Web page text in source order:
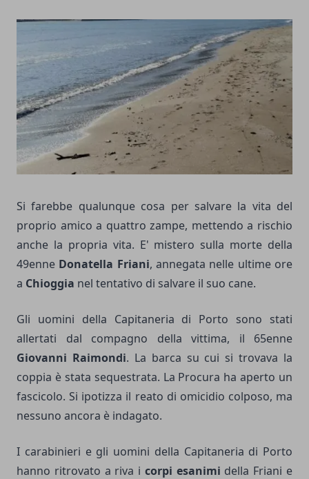
Si farebbe qualunque cosa per salvare la vita del
proprio amico a quattro zampe, mettendo a rischio
anche la propria vita. E' mistero sulla morte della
49enne Donatella Friani, annegata nelle ultime ore
a Chioggia nel tentativo di salvare il suo cane.
Gli uomini della Capitaneria di Porto sono stati
allertati dal compagno della vittima, il 65enne
Giovanni Raimondi. La barca su cui si trovava la
coppia è stata sequestrata. La Procura ha aperto un
fascicolo. Si ipotizza il reato di omicidio colposo, ma
nessuno ancora è indagato.
I carabinieri e gli uomini della Capitaneria di Porto
hanno ritrovato a riva i corpi esanimi della Friani e